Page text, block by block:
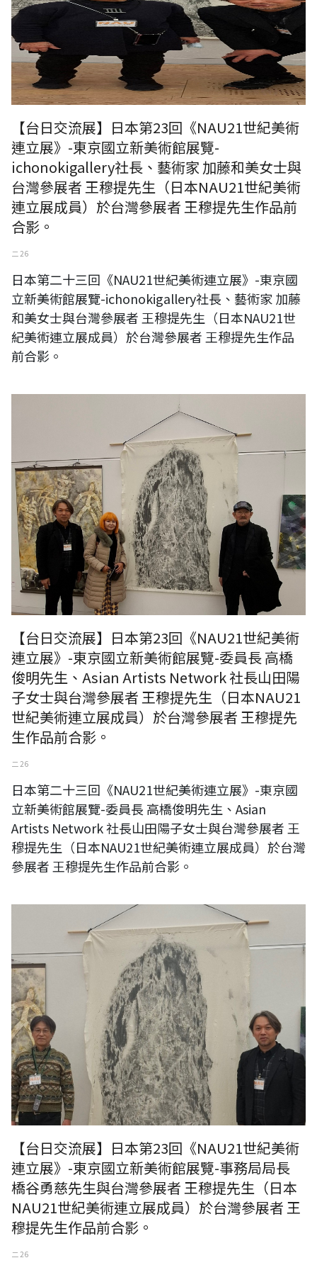
【台日交流展】日本第23回《NAU21世紀美術
連立展》-東京國立新美術館展覽-
ichonokigallery社長、藝術家 加藤和美女士與
台灣參展者 王穆提先生（日本NAU21世紀美術
連立展成員）於台灣參展者 王穆提先生作品前
合影。
二 26
日本第二十三回《NAU21世紀美術連立展》-東京國
立新美術館展覽-ichonokigallery社長、藝術家 加藤
和美女士與台灣參展者 王穆提先生（日本NAU21世
紀美術連立展成員）於台灣參展者 王穆提先生作品
前合影。
日本第二十三回《NAU21世紀美術連立展》-東京國立新美術館展覽-委員
長 高橋俊明先生、Asian Artists Network 社長山田陽子女士與台灣參展
者 王穆提先生（日本NAU21世紀美術連立展成員）於台灣參展者 王穆提
【台日交流展】日本第23回《NAU21世紀美術
連立展》-東京國立新美術館展覽-委員長 高橋
俊明先生、Asian Artists Network 社長山田陽
子女士與台灣參展者 王穆提先生（日本NAU21
世紀美術連立展成員）於台灣參展者 王穆提先
生作品前合影。
二 26
日本第二十三回《NAU21世紀美術連立展》-東京國
立新美術館展覽-委員長 高橋俊明先生、Asian
Artists Network 社長山田陽子女士與台灣參展者 王
穆提先生（日本NAU21世紀美術連立展成員）於台灣
參展者 王穆提先生作品前合影。
日本第二十三回《NAU21世紀美術連立展》-東京國立新美術館展覽-事務
局局長 橋谷勇慈先生與台灣參展者 王穆提先生（日本NAU21世紀美術連
立展成員）於台灣參展者 王穆提先生作品前合影。
【台日交流展】日本第23回《NAU21世紀美術
連立展》-東京國立新美術館展覽-事務局局長
橋谷勇慈先生與台灣參展者 王穆提先生（日本
NAU21世紀美術連立展成員）於台灣參展者 王
穆提先生作品前合影。
二 26